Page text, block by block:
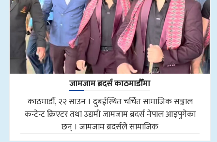
जामजाम ब्रदर्स काठमाडौँमा
काठमाडौँ, २२ साउन । दुबईस्थित चर्चित सामाजिक सञ्जाल
कन्टेन्ट क्रिएटर तथा उद्यमी जामजाम ब्रदर्स नेपाल आइपुगेका
छन् । जामजाम ब्रदर्सले सामाजिक